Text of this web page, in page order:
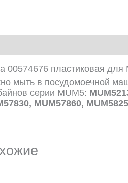
00574676 пластиковая для
мыть в посудомоечной
серии MUM5:
MUM57860,